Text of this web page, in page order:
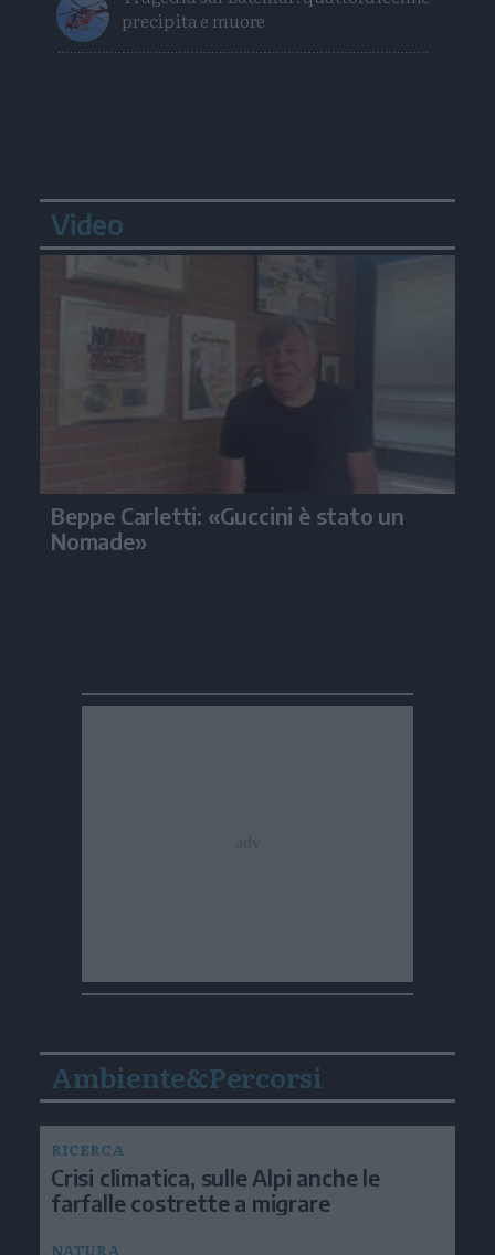
precipita e muore
Video
Beppe Carletti: «Guccini è stato un
Nomade»
Ambiente&Percorsi
RICERCA
Crisi climatica, sulle Alpi anche le
farfalle costrette a migrare
NATURA